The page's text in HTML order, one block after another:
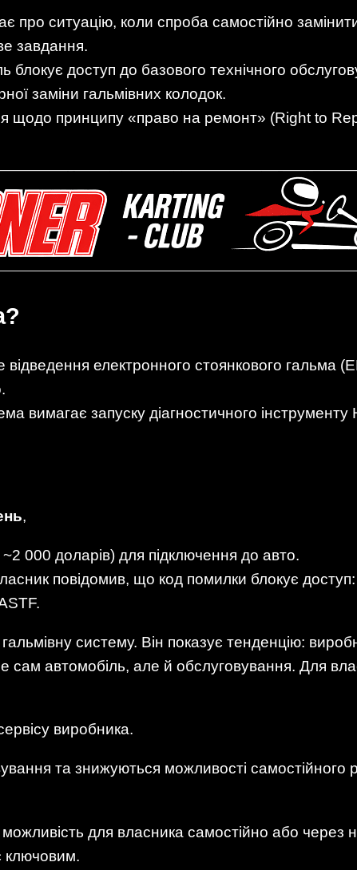
про ситуацію, коли спроба самостійно замінити
завдання.
блокує доступ до базового технічного
заміни гальмівних колодок.
щодо принципу «право на ремонт» (Right to
відведення електронного стоянкового гальма
вимагає запуску діагностичного
,
000 доларів) для підключення до авто.
повідомив, що код помилки блокує
систему. Він показує тенденцію:
автомобіль, але й обслуговування. Для
виробника.
та знижуються можливості самостійного
для власника самостійно або через
ключовим.